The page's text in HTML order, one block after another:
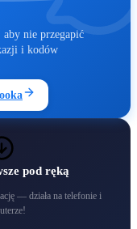
aby nie przegapić
i kodów
pod ręką
— działa na telefonie i